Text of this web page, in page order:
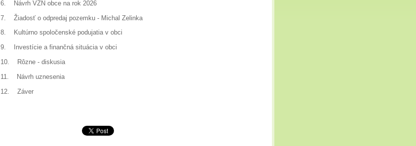
6. Návrh VZN obce na rok 2026
7. Žiadosť o odpredaj pozemku - Michal Zelinka
8. Kultúrno spoločenské podujatia v obci
9. Investície a finančná situácia v obci
10. Rôzne - diskusia
11. Návrh uznesenia
12. Záver